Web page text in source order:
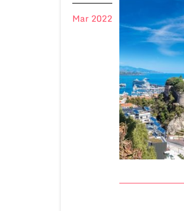
Mar 2022